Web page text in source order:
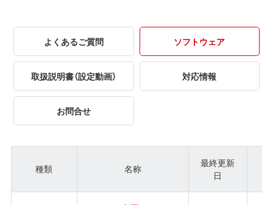
よくあるご質問 ソフトウェア
取扱説明書（設定動画） 対応情報
お問合せ
種類 名称
最終更新
日
ジ